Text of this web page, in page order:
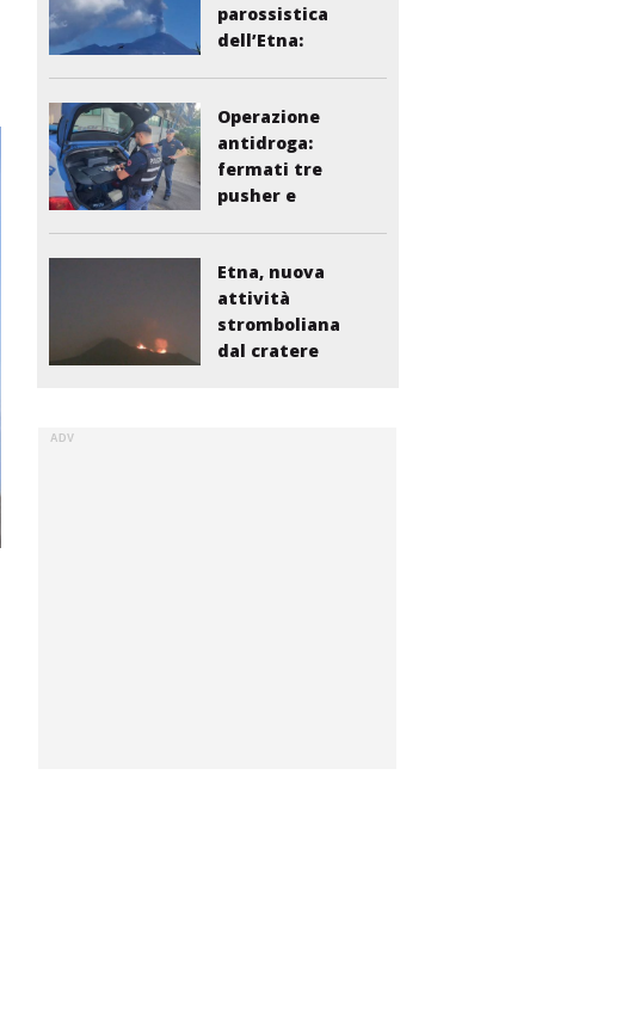
parossistica
dell’Etna:
Operazione
antidroga:
fermati tre
pusher e
Etna, nuova
attività
stromboliana
dal cratere